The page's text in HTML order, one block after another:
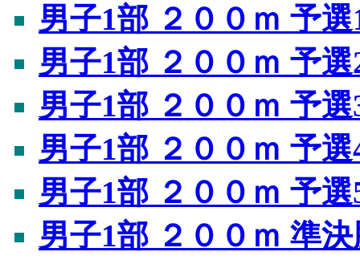
男子1部 ２００ｍ 予選
男子1部 ２００ｍ 予選
男子1部 ２００ｍ 予選
男子1部 ２００ｍ 予選
男子1部 ２００ｍ 予選
男子1部 ２００ｍ 準